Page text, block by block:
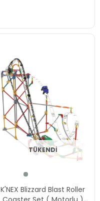
TÜKENDI
K'NEX Blizzard Blast Roller